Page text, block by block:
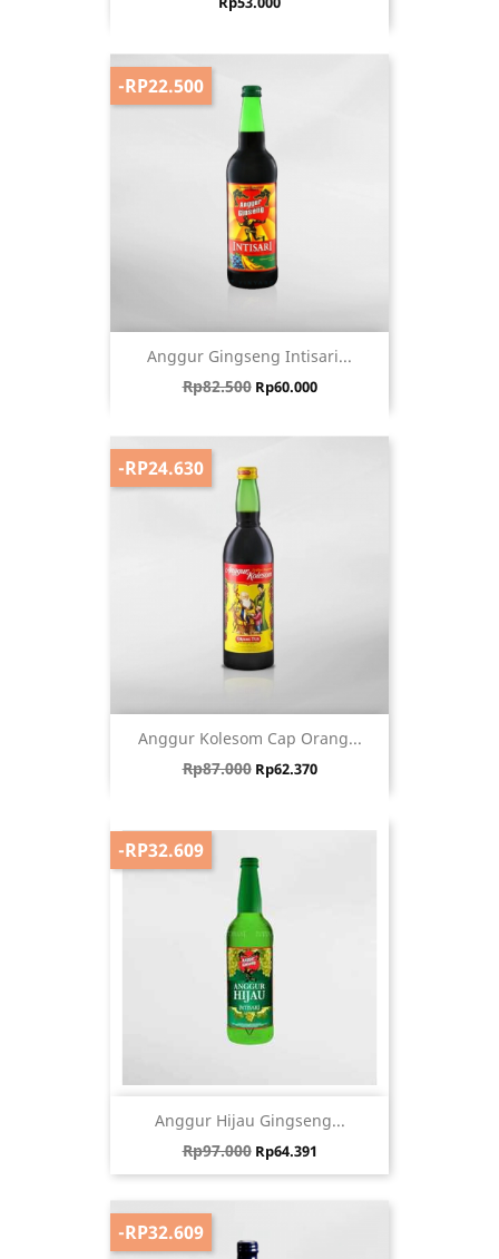
Anggur Gingseng Intisari...
Harga biasa
Rp82.500 Harga
Rp60.000
-RP22.500
Anggur Kolesom Cap Orang...
Harga biasa
Rp87.000 Harga
Rp62.370
-RP24.630
Anggur Hijau Gingseng...
Harga biasa
Rp97.000 Harga
Rp64.391
-RP32.609
-RP32.609